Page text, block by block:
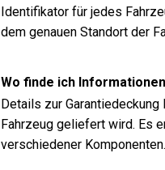
Identifikator für jedes
dem genauen Standort der
Wo finde ich
Details zur
Fahrzeug geliefert wird. Es
verschiedener Komponenten.